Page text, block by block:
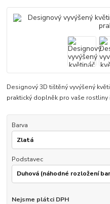
Designový 3D tištěný vyvýšený
praktický doplněk pro vaše rostliny
Barva
Podstavec
Nejsme plátci DPH